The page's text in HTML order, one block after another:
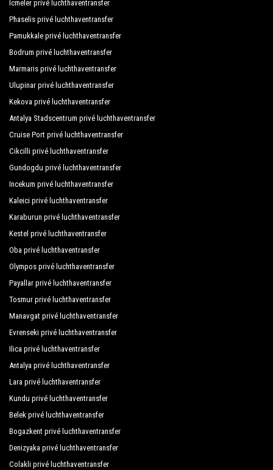
Lara Eyfel Hotel
Lara First Hotel
Lara Hadrianus Hotel
Lara Hotel
Lara Kapris Otel
Lara Park Hotel
Lara World Hotel
Letstay Boutique Hotel
Limak Lara De Luxe Hotel Resort
Loft 1502
Luna Otel
Madi Hotel Lara
Malibu Hotel
Melas Hotel Lara
Movie Life Roe Hotel
Nasa Flora Hotel
Icmeler privé luchthaventransfer
Phaselis privé luchthaventransfer
Pamukkale privé luchthaventransfer
Bodrum privé luchthaventransfer
Marmaris privé luchthaventransfer
Ulupinar privé luchthaventransfer
Kekova privé luchthaventransfer
Antalya Stadscentrum privé luchthaventransfer
Cruise Port privé luchthaventransfer
Cikcilli privé luchthaventransfer
Gundogdu privé luchthaventransfer
Incekum privé luchthaventransfer
Kaleici privé luchthaventransfer
Karaburun privé luchthaventransfer
Kestel privé luchthaventransfer
Oba privé luchthaventransfer
Olympos privé luchthaventransfer
Payallar privé luchthaventransfer
Tosmur privé luchthaventransfer
Manavgat privé luchthaventransfer
Evrenseki privé luchthaventransfer
Ilica privé luchthaventransfer
Antalya privé luchthaventransfer
Lara privé luchthaventransfer
Kundu privé luchthaventransfer
Belek privé luchthaventransfer
Bogazkent privé luchthaventransfer
Denizyaka privé luchthaventransfer
Colakli privé luchthaventransfer